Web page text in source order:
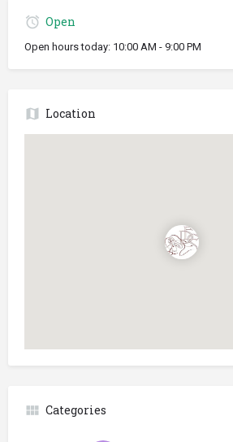
Open
Open hours today: 10:00 AM - 9:00 PM
Location
Categories